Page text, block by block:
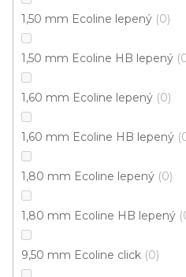
1,50 mm Ecoline lepený 0
1,50 mm Ecoline HB lepený
1,60 mm Ecoline lepený 0
1,60 mm Ecoline HB lepený
1,80 mm Ecoline lepený 0
1,80 mm Ecoline HB lepený
9,50 mm Ecoline click 0
Vinylová podlaha
Oak 22821
Skladem externě,